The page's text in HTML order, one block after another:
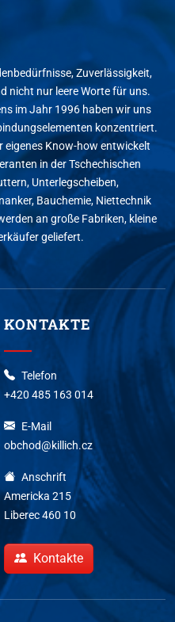
Zuverlässigkeit,
nicht nur leere Worte für uns.
im Jahr 1996 haben wir uns
konzentriert.
eigenes Know-how entwickelt
in der Tschechischen
Unterlegscheiben,
Bauchemie, Niettechnik
an große Fabriken, kleine
geliefert.
KONTAKTE
Telefon
+420 485 163 014
E-Mail
obchod@killich.cz
Anschrift
Americka 215
Liberec 460 10
Kontakte